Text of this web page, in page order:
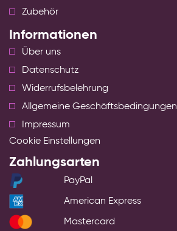
Zubehör
Informationen
Über uns
Datenschutz
Widerrufsbelehrung
Allgemeine Geschäftsbedingungen
Impressum
Cookie Einstellungen
Zahlungsarten
PayPal
American Express
Mastercard